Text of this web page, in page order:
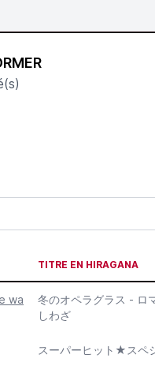
TITRE EN HIRAGANA
wa
冬のオペラグラス - ロ
しわざ
スーパーヒット★スペ